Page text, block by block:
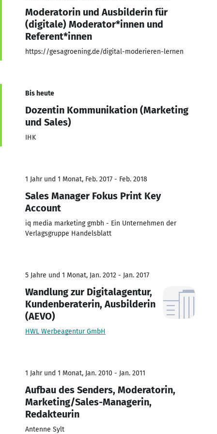
Moderatorin und Ausbilderin für
(digitale) Moderator*innen und
Referent*innen
https://gesagroening.de/digital-moderieren-lernen
Bis heute
Dozentin Kommunikation (Marketing
und Sales)
IHK
1 Jahr und 1 Monat, Feb. 2017 - Feb. 2018
Sales Manager Fokus Print Key
Account
iq media marketing gmbh - Ein Unternehmen der
Verlagsgruppe Handelsblatt
5 Jahre und 1 Monat, Jan. 2012 - Jan. 2017
Wandlung zur Digitalagentur,
Kundenberaterin, Ausbilderin
(AEVO)
HWL Werbeagentur GmbH
1 Jahr und 1 Monat, Jan. 2010 - Jan. 2011
Aufbau des Senders, Moderatorin,
Marketing/Sales-Managerin,
Redakteurin
Antenne Sylt